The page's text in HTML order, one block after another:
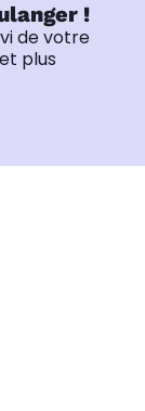
!
de votre
plus